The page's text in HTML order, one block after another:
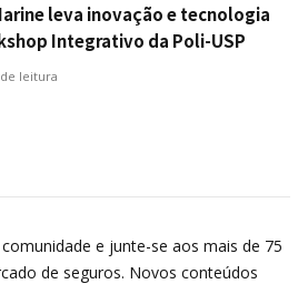
leva inovação e tecnologia
Integrativo da Poli-USP
leitura
e junte-se aos mais de 75
de seguros. Novos conteúdos